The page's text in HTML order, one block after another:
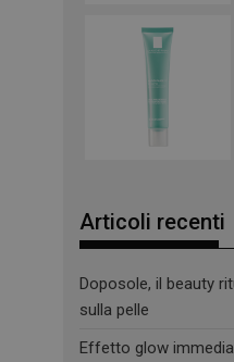
Articoli recenti
Doposole, il beauty
sulla pelle
Effetto glow